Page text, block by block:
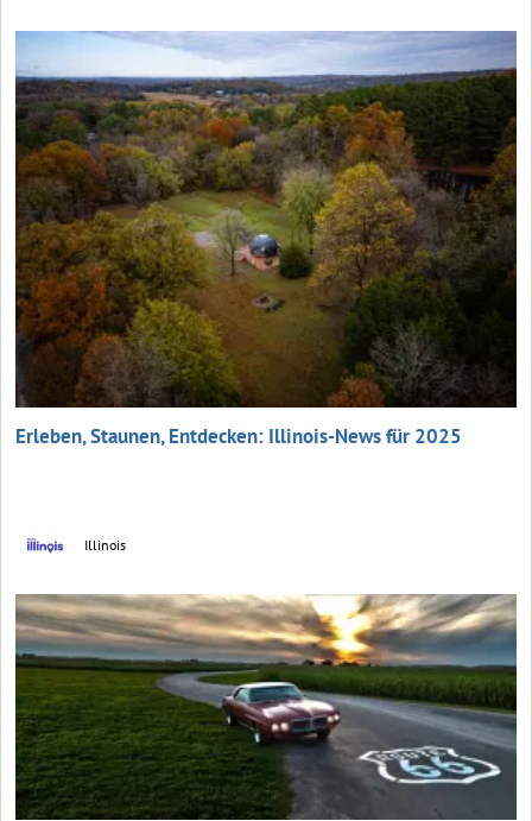
Erleben, Staunen, Entdecken: Illinois-News für 2025
Illinois